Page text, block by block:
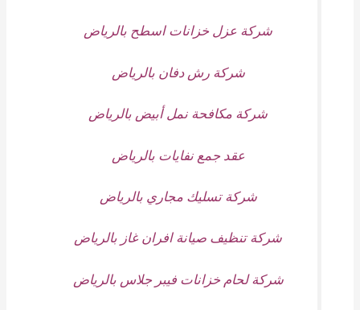
شركة عزل خزانات اسطح بالرياض
شركة رش دفان بالرياض
شركة مكافحة نمل أبيض بالرياض
عقد جمع نفايات بالرياض
شركة تسليك مجاري بالرياض
شركة تنظيف صيانة افران غاز بالرياض
شركة لحام خزانات فيبر جلاس بالرياض